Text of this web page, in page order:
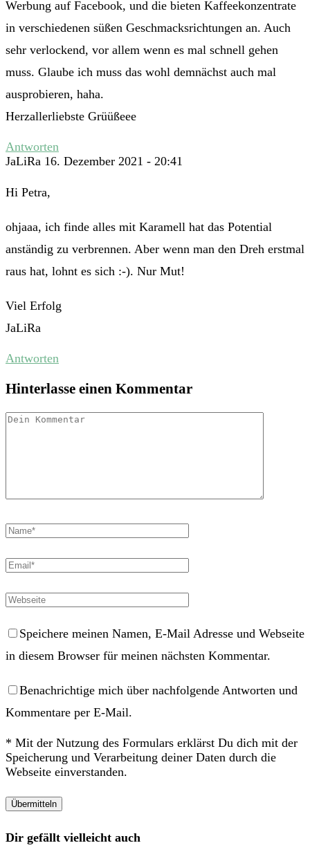
Werbung auf Facebook, und die bieten Kaffeekonzentrate
in verschiedenen süßen Geschmacksrichtungen an. Auch
sehr verlockend, vor allem wenn es mal schnell gehen
muss. Glaube ich muss das wohl demnächst auch mal
ausprobieren, haha.
Herzallerliebste Grüüßeee
Antworten
JaLiRa 16. Dezember 2021 - 20:41
Hi Petra,
ohjaaa, ich finde alles mit Karamell hat das Potential
anständig zu verbrennen. Aber wenn man den Dreh erstmal
raus hat, lohnt es sich :-). Nur Mut!
Viel Erfolg
JaLiRa
Antworten
Hinterlasse einen Kommentar
Speichere meinen Namen, E-Mail Adresse und Webseite
in diesem Browser für meinen nächsten Kommentar.
Benachrichtige mich über nachfolgende Antworten und
Kommentare per E-Mail.
* Mit der Nutzung des Formulars erklärst Du dich mit der
Speicherung und Verarbeitung deiner Daten durch die
Webseite einverstanden.
Dir gefällt vielleicht auch